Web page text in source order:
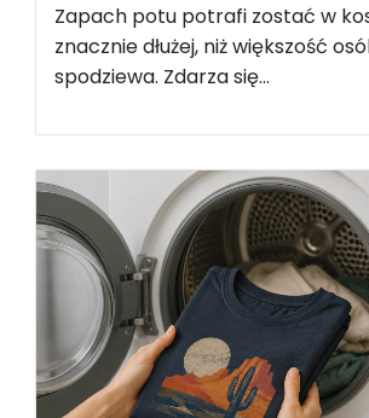
Zapach potu potrafi zostać w
znacznie dłużej, niż większość
spodziewa. Zdarza się...